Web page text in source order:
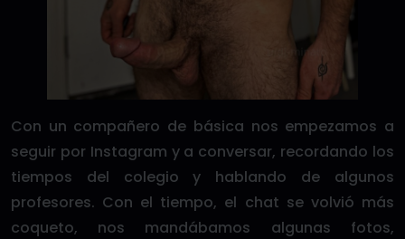
Con un compañero de básica nos empezamos a
seguir por Instagram y a conversar, recordando los
tiempos del colegio y hablando de algunos
profesores. Con el tiempo, el chat se volvió más
coqueto, nos mandábamos algunas fotos,